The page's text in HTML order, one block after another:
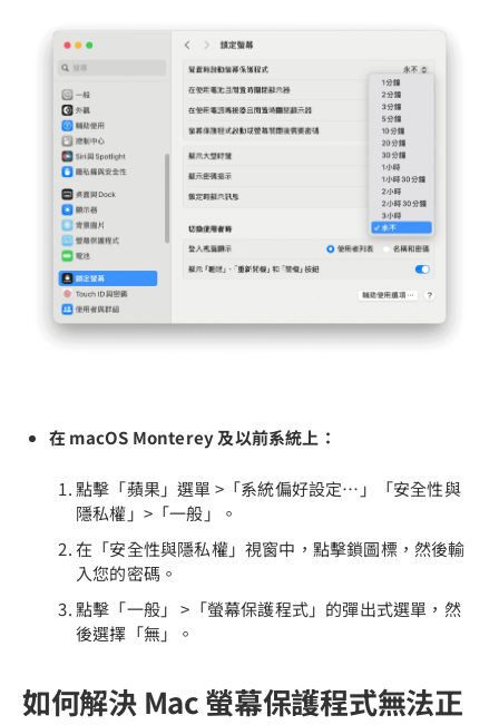
在 macOS Monterey 及以前系統上：
點擊「蘋果」選單 >「系統偏好設定⋯」「安全性與
隱私權」>「一般」。
在「安全性與隱私權」視窗中，點擊鎖圖標，然後輸
入您的密碼。
點擊「一般」 >「螢幕保護程式」的彈出式選單，然
後選擇「無」。
如何解決 Mac 螢幕保護程式無法正